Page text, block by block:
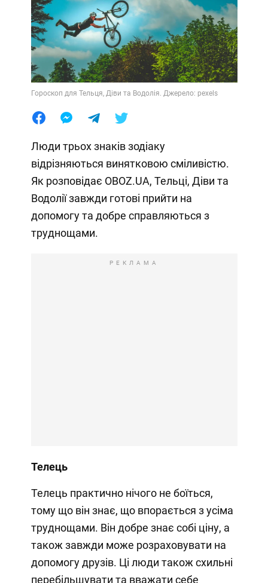
Гороскоп для Тельця, Діви та Водолія. Джерело: pexels
Люди трьох знаків зодіаку
відрізняються винятковою сміливістю.
Як розповідає OBOZ.UA, Тельці, Діви та
Водолії завжди готові прийти на
допомогу та добре справляються з
труднощами.
РЕКЛАМА
Телець
Телець практично нічого не боїться,
тому що він знає, що впорається з усіма
труднощами. Він добре знає собі ціну, а
також завжди може розраховувати на
допомогу друзів. Ці люди також схильні
перебільшувати та вважати себе